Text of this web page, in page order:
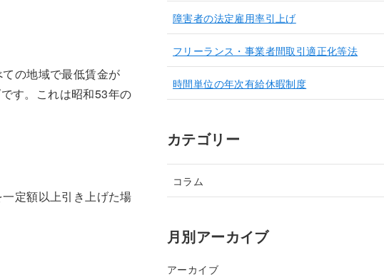
の地域で最低賃金が
す。これは昭和53年の
定額以上引き上げた場
障害者の法定雇用率引上げ
フリーランス・事業者間取引適正化等法
時間単位の年次有給休暇制度
カテゴリー
コラム
月別アーカイブ
アーカイブ